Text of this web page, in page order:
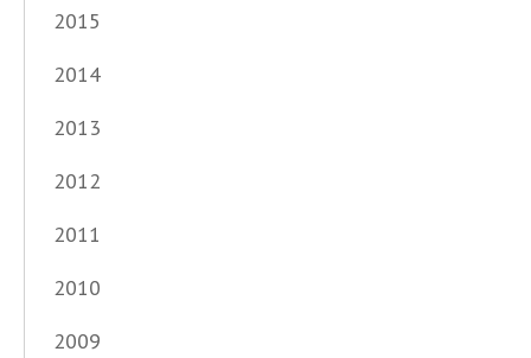
2015
2014
2013
2012
2011
2010
2009